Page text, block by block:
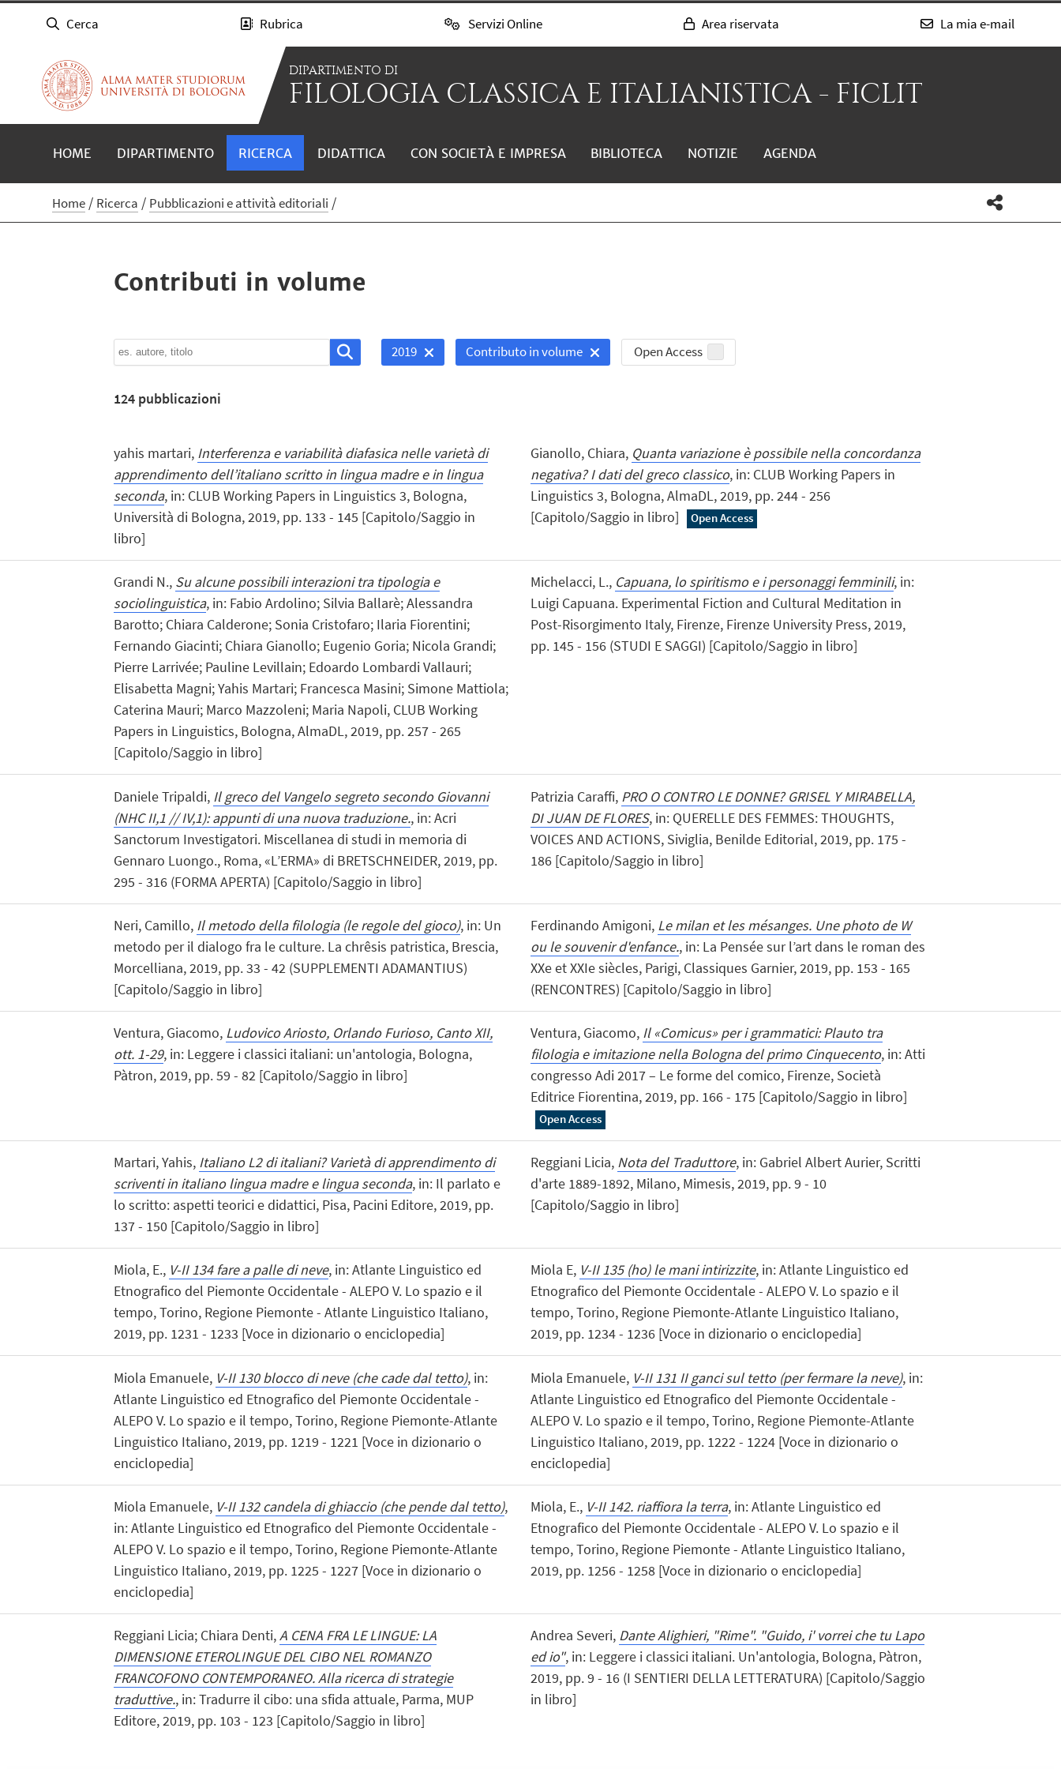
Cerca Rubrica Servizi Online Area riservata La mia e-mail
DIPARTIMENTO DI
FILOLOGIA CLASSICA E ITALIANISTICA - FICLIT
HOME DIPARTIMENTO RICERCA DIDATTICA CON SOCIETÀ E IMPRESA BIBLIOTECA NOTIZIE AGENDA
Home Ricerca Pubblicazioni e attività editoriali
Contributi in volume
2019 Contributo in volume Open Access
124pubblicazioni
yahis martari, Interferenza e variabilità diafasica nelle varietà di
apprendimento dell’italiano scritto in lingua madre e in lingua
seconda, in: CLUB Working Papers in Linguistics 3, Bologna,
Università di Bologna, 2019, pp. 133 - 145 [Capitolo/Saggio in
libro]
Gianollo, Chiara, Quanta variazione è possibile nella concordanza
negativa? I dati del greco classico, in: CLUB Working Papers in
Linguistics 3, Bologna, AlmaDL, 2019, pp. 244 - 256
[Capitolo/Saggio in libro]
Open Access
Grandi N., Su alcune possibili interazioni tra tipologia e
sociolinguistica, in: Fabio Ardolino; Silvia Ballarè; Alessandra
Barotto; Chiara Calderone; Sonia Cristofaro; Ilaria Fiorentini;
Fernando Giacinti; Chiara Gianollo; Eugenio Goria; Nicola Grandi;
Pierre Larrivée; Pauline Levillain; Edoardo Lombardi Vallauri;
Elisabetta Magni; Yahis Martari; Francesca Masini; Simone Mattiola;
Caterina Mauri; Marco Mazzoleni; Maria Napoli, CLUB Working
Papers in Linguistics, Bologna, AlmaDL, 2019, pp. 257 - 265
[Capitolo/Saggio in libro]
Michelacci, L., Capuana, lo spiritismo e i personaggi femminili, in:
Luigi Capuana. Experimental Fiction and Cultural Meditation in
Post-Risorgimento Italy, Firenze, Firenze University Press, 2019,
pp. 145 - 156 (STUDI E SAGGI) [Capitolo/Saggio in libro]
Daniele Tripaldi, Il greco del Vangelo segreto secondo Giovanni
(NHC II,1 // IV,1): appunti di una nuova traduzione., in: Acri
Sanctorum Investigatori. Miscellanea di studi in memoria di
Gennaro Luongo., Roma, «L’ERMA» di BRETSCHNEIDER, 2019, pp.
295 - 316 (FORMA APERTA) [Capitolo/Saggio in libro]
Patrizia Caraffi, PRO O CONTRO LE DONNE? GRISEL Y MIRABELLA,
DI JUAN DE FLORES, in: QUERELLE DES FEMMES: THOUGHTS,
VOICES AND ACTIONS, Siviglia, Benilde Editorial, 2019, pp. 175 -
186 [Capitolo/Saggio in libro]
Neri, Camillo, Il metodo della filologia (le regole del gioco), in: Un
metodo per il dialogo fra le culture. La chrêsis patristica, Brescia,
Morcelliana, 2019, pp. 33 - 42 (SUPPLEMENTI ADAMANTIUS)
[Capitolo/Saggio in libro]
Ferdinando Amigoni, Le milan et les mésanges. Une photo de W
ou le souvenir d'enfance., in: La Pensée sur l’art dans le roman des
XXe et XXIe siècles, Parigi, Classiques Garnier, 2019, pp. 153 - 165
(RENCONTRES) [Capitolo/Saggio in libro]
Ventura, Giacomo, Ludovico Ariosto, Orlando Furioso, Canto XII,
ott. 1-29, in: Leggere i classici italiani: un'antologia, Bologna,
Pàtron, 2019, pp. 59 - 82 [Capitolo/Saggio in libro]
Ventura, Giacomo, Il «Comicus» per i grammatici: Plauto tra
filologia e imitazione nella Bologna del primo Cinquecento, in: Atti
congresso Adi 2017 – Le forme del comico, Firenze, Società
Editrice Fiorentina, 2019, pp. 166 - 175 [Capitolo/Saggio in libro]
Open Access
Martari, Yahis, Italiano L2 di italiani? Varietà di apprendimento di
scriventi in italiano lingua madre e lingua seconda, in: Il parlato e
lo scritto: aspetti teorici e didattici, Pisa, Pacini Editore, 2019, pp.
137 - 150 [Capitolo/Saggio in libro]
Reggiani Licia, Nota del Traduttore, in: Gabriel Albert Aurier, Scritti
d'arte 1889-1892, Milano, Mimesis, 2019, pp. 9 - 10
[Capitolo/Saggio in libro]
Miola, E., V-II 134 fare a palle di neve, in: Atlante Linguistico ed
Etnografico del Piemonte Occidentale - ALEPO V. Lo spazio e il
tempo, Torino, Regione Piemonte - Atlante Linguistico Italiano,
2019, pp. 1231 - 1233 [Voce in dizionario o enciclopedia]
Miola E, V-II 135 (ho) le mani intirizzite, in: Atlante Linguistico ed
Etnografico del Piemonte Occidentale - ALEPO V. Lo spazio e il
tempo, Torino, Regione Piemonte-Atlante Linguistico Italiano,
2019, pp. 1234 - 1236 [Voce in dizionario o enciclopedia]
Miola Emanuele, V-II 130 blocco di neve (che cade dal tetto), in:
Atlante Linguistico ed Etnografico del Piemonte Occidentale -
ALEPO V. Lo spazio e il tempo, Torino, Regione Piemonte-Atlante
Linguistico Italiano, 2019, pp. 1219 - 1221 [Voce in dizionario o
enciclopedia]
Miola Emanuele, V-II 131 II ganci sul tetto (per fermare la neve), in:
Atlante Linguistico ed Etnografico del Piemonte Occidentale -
ALEPO V. Lo spazio e il tempo, Torino, Regione Piemonte-Atlante
Linguistico Italiano, 2019, pp. 1222 - 1224 [Voce in dizionario o
enciclopedia]
Miola Emanuele, V-II 132 candela di ghiaccio (che pende dal tetto),
in: Atlante Linguistico ed Etnografico del Piemonte Occidentale -
ALEPO V. Lo spazio e il tempo, Torino, Regione Piemonte-Atlante
Linguistico Italiano, 2019, pp. 1225 - 1227 [Voce in dizionario o
enciclopedia]
Miola, E., V-II 142. riaffiora la terra, in: Atlante Linguistico ed
Etnografico del Piemonte Occidentale - ALEPO V. Lo spazio e il
tempo, Torino, Regione Piemonte - Atlante Linguistico Italiano,
2019, pp. 1256 - 1258 [Voce in dizionario o enciclopedia]
Reggiani Licia; Chiara Denti,A CENA FRA LE LINGUE: LA
DIMENSIONE ETEROLINGUE DEL CIBO NEL ROMANZO
FRANCOFONO CONTEMPORANEO. Alla ricerca di strategie
traduttive., in: Tradurre il cibo: una sfida attuale, Parma, MUP
Editore, 2019, pp. 103 - 123 [Capitolo/Saggio in libro]
Andrea Severi, Dante Alighieri, "Rime". "Guido, i' vorrei che tu Lapo
ed io", in: Leggere i classici italiani. Un'antologia, Bologna, Pàtron,
2019, pp. 9 - 16 (I SENTIERI DELLA LETTERATURA) [Capitolo/Saggio
in libro]